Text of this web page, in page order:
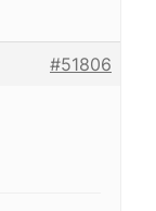
#51806